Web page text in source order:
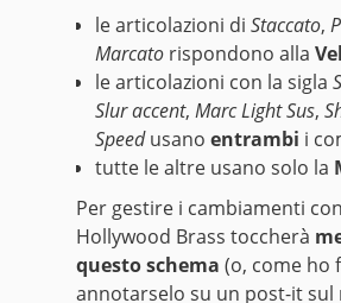
le articolazioni di Staccato,
Marcato rispondono alla
le articolazioni con la sigla
Slur accent, Marc Light Sus,
Speedusano entrambi i
tutte le altre usano solo la
Per gestire i cambiamenti
Hollywood Brass toccherà
questo schema (o, come ho
annotarselo su un post-it